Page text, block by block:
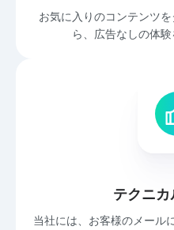
お気に入りのコンテンツ
ら、広告なしの体験
テクニカ
当社には、お客様のメール